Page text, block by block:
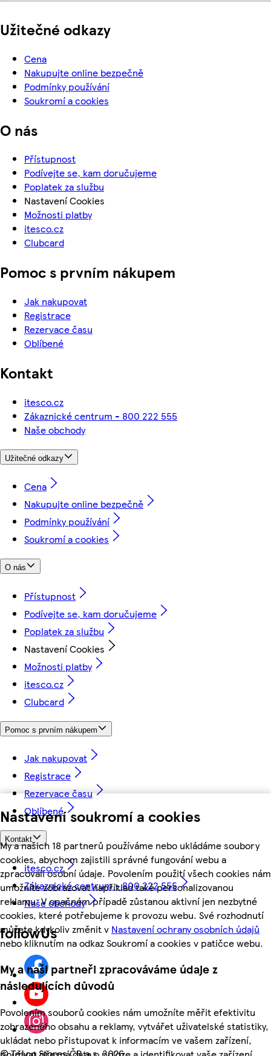
Nastavení soukromí a cookies
My a našich 18 partnerů používáme nebo ukládáme soubory
cookies, abychom zajistili správné fungování webu a
zpracovali osobní údaje. Povolením použití všech cookies nám
umožníte zobrazovat například také personalizovanou
reklamu. V opačném případě zůstanou aktivní jen nezbytné
cookies, které potřebujeme k provozu webu. Své rozhodnutí
můžete kdykoliv změnit v Nastavení ochrany osobních údajů
nebo kliknutím na odkaz Soukromí a cookies v patičce webu.
My a naši partneři zpracováváme údaje z
následujících důvodů
Povolením souborů cookies nám umožníte měřit efektivitu
zobrazeného obsahu a reklamy, vytvářet uživatelské statistiky,
ukládat nebo přistupovat k informacím ve vašem zařízení,
Užitečné odkazy
Cena
Nakupujte online bezpečně
Podmínky používání
Soukromí a cookies
O nás
Přístupnost
Podívejte se, kam doručujeme
Poplatek za službu
Nastavení Cookies
Možnosti platby
itesco.cz
Clubcard
Pomoc s prvním nákupem
Jak nakupovat
Registrace
Rezervace času
Oblíbené
Kontakt
itesco.cz
Zákaznické centrum - 800 222 555
Naše obchody
Užitečné odkazy
Cena
Nakupujte online bezpečně
Podmínky používání
Soukromí a cookies
O nás
Přístupnost
Podívejte se, kam doručujeme
Poplatek za službu
Nastavení Cookies
Možnosti platby
itesco.cz
Clubcard
Pomoc s prvním nákupem
Jak nakupovat
Registrace
Rezervace času
Oblíbené
Kontakt
itesco.cz
Zákaznické centrum - 800 222 555
Naše obchody
followUs
©Tesco Stores ČR a.s. 2026